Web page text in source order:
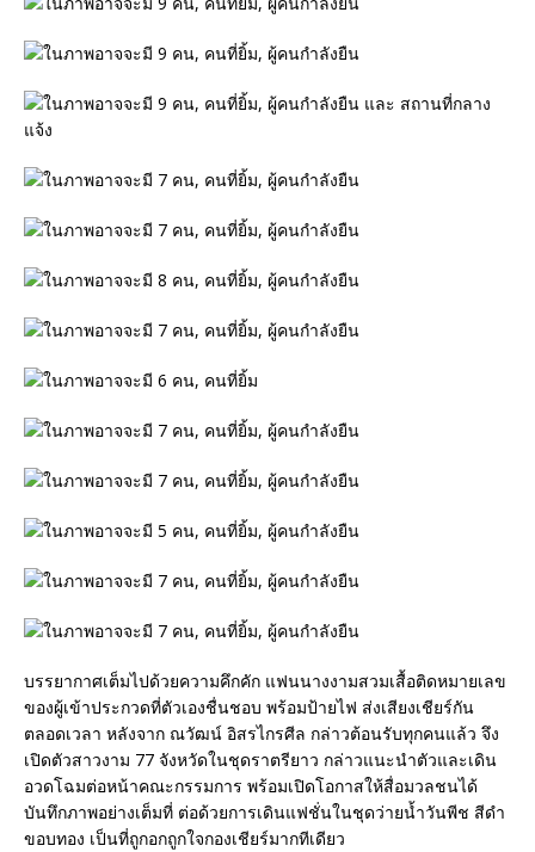
บรรยากาศเต็มไปด้วยความคึกคัก แฟนนางงามสวมเสื้อติดหมายเลข
ของผู้เข้าประกวดที่ตัวเองชื่นชอบ พร้อมป้ายไฟ ส่งเสียงเชียร์กัน
ตลอดเวลา หลังจาก ณวัฒน์ อิสรไกรศีล กล่าวต้อนรับทุกคนแล้ว จึง
เปิดตัวสาวงาม 77 จังหวัดในชุดราตรียาว กล่าวแนะนำตัวและเดิน
อวดโฉมต่อหน้าคณะกรรมการ พร้อมเปิดโอกาสให้สื่อมวลชนได้
บันทึกภาพอย่างเต็มที่ ต่อด้วยการเดินแฟชั่นในชุดว่ายน้ำวันพีช สีดำ
ขอบทอง เป็นที่ถูกอกถูกใจกองเชียร์มากทีเดียว